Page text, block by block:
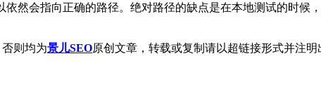
然会指向正确的路径。绝对路径的缺点是在本地测试的时候
则均为景儿SEO原创文章，转载或复制请以超链接形式并注明